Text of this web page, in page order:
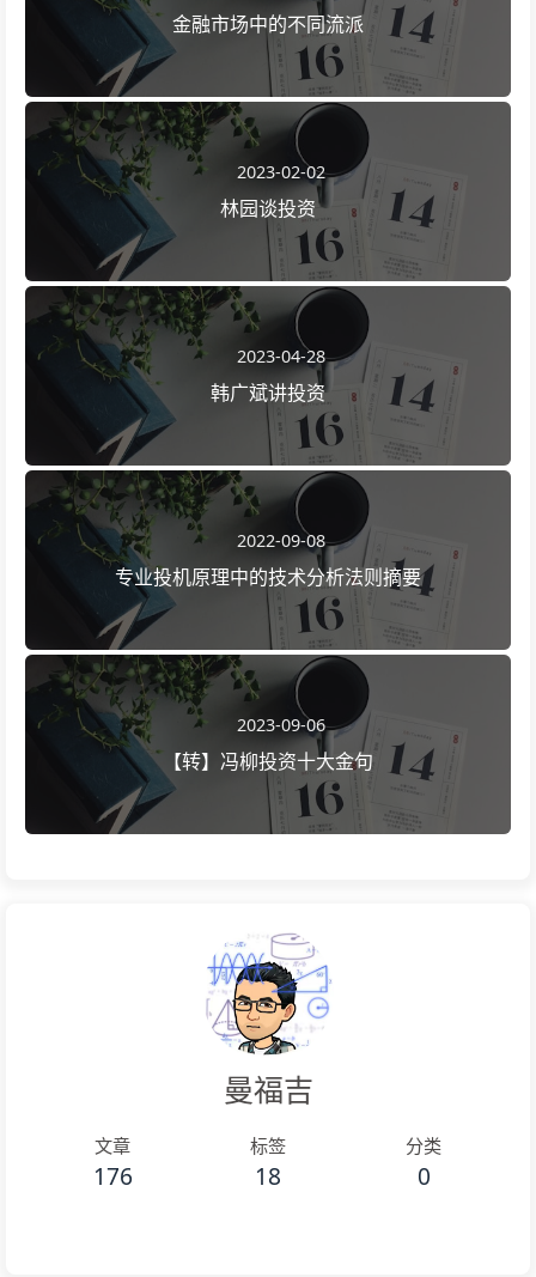
金融市场中的不同流派
2023-02-02
林园谈投资
2023-04-28
韩广斌讲投资
2022-09-08
专业投机原理中的技术分析法则摘要
2023-09-06
【转】冯柳投资十大金句
曼福吉
文章
176
标签
18
分类
0